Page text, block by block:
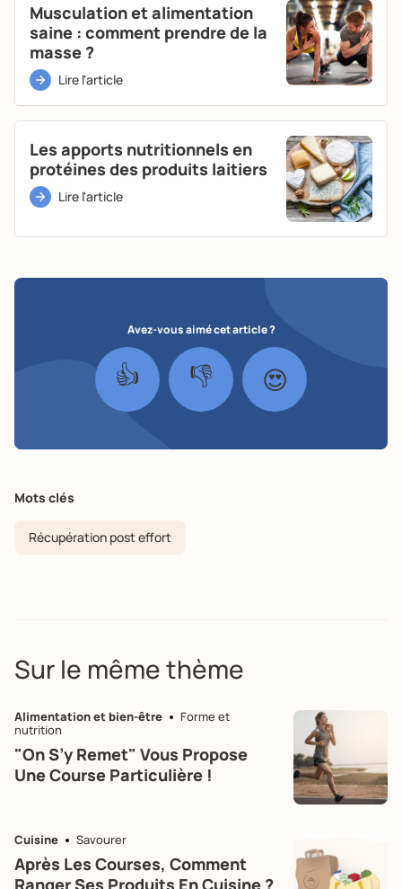
Musculation et alimentation
saine : comment prendre de la
masse ?
Lire l'article
Les apports nutritionnels en
protéines des produits laitiers
Lire l'article
Avez-vous aimé cet article ?
👍 👎 😍
Mots clés
Récupération post effort
Sur le même thème
Alimentation et bien-être
Forme et
nutrition
"On S’y Remet" Vous Propose
Une Course Particulière !
Cuisine Savourer
Après Les Courses, Comment
Ranger Ses Produits En Cuisine ?